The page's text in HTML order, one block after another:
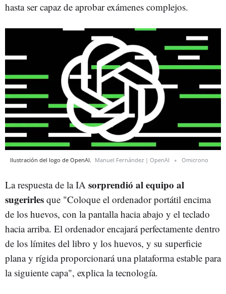
hasta ser capaz de aprobar exámenes complejos.
Ilustración del logo de OpenAI. Manuel Fernández | OpenAI Omicrono
La respuesta de la IA sorprendió al equipo al
sugerirles que "Coloque el ordenador portátil encima
de los huevos, con la pantalla hacia abajo y el teclado
hacia arriba. El ordenador encajará perfectamente dentro
de los límites del libro y los huevos, y su superficie
plana y rígida proporcionará una plataforma estable para
la siguiente capa", explica la tecnología.